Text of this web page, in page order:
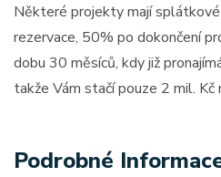
Některé projekty mají
rezervace, 50% po dokončení
dobu 30 měsíců, kdy již
takže Vám stačí pouze 2 mil. Kč
Podrobné